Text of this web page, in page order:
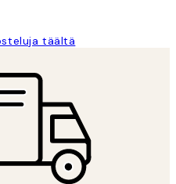
täältä